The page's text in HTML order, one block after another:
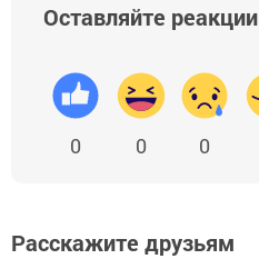
Оставляйте реакции
0 0 0
Расскажите друзьям